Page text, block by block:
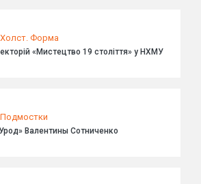
Холст. Форма
«Мистецтво 19 століття» у НХМУ
Подмостки
Валентины Сотниченко